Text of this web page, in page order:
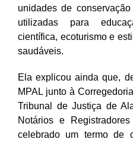
unidades de
utilizadas para
científica, ecoturismo e
saudáveis.
Ela explicou ainda que,
MPAL junto à
Tribunal de Justiça de
Notários e
celebrado um termo de